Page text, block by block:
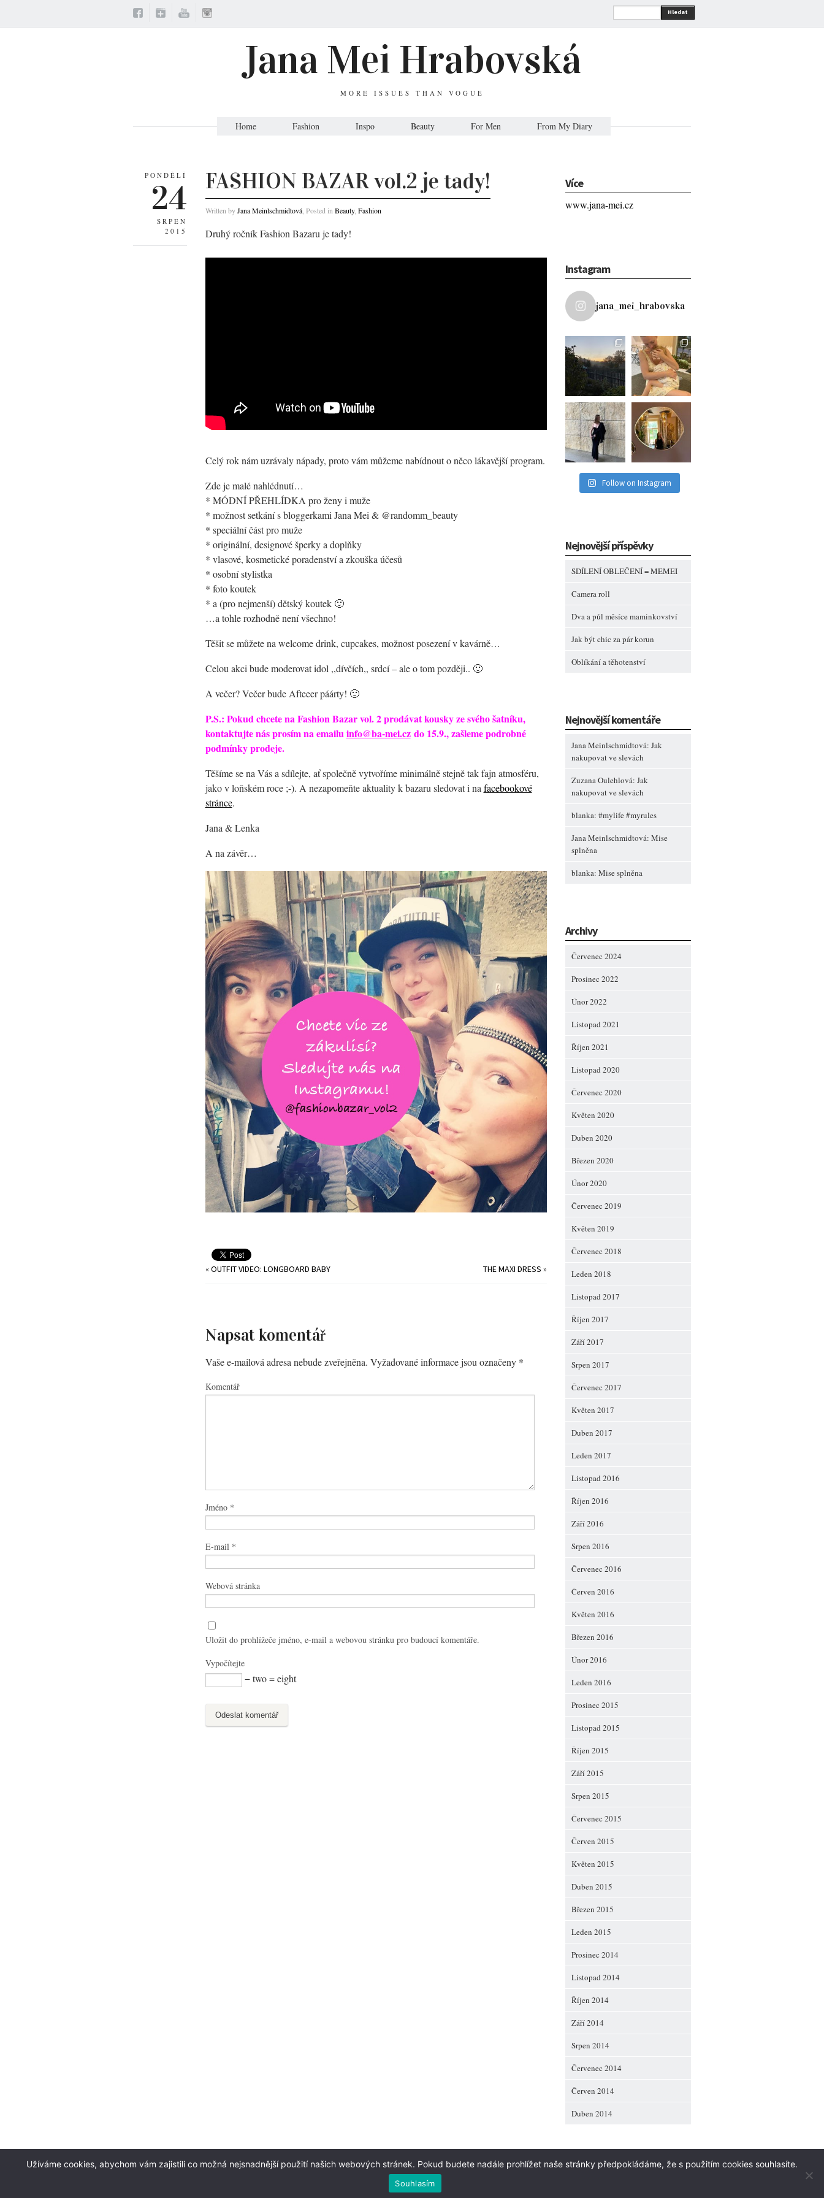
Hledat
Jana Mei Hrabovská
MORE ISSUES THAN VOGUE
Home Fashion Inspo Beauty For Men From My Diary
PONDĚLÍ
24
SRPEN
2015
FASHION BAZAR vol.2 je tady!
Written byJana Meinlschmidtová, Posted in Beauty, Fashion
Druhý ročník Fashion Bazaru je tady!
Celý rok nám uzrávaly nápady, proto vám můžeme nabídnout o něco lákavější program.
Zde je malé nahlédnutí…
* MÓDNÍ PŘEHLÍDKA pro ženy i muže
* možnost setkání s bloggerkami Jana Mei & @randomm_beauty
* speciální část pro muže
* originální, designové šperky a doplňky
* vlasové, kosmetické poradenství a zkouška účesů
* osobní stylistka
* foto koutek
* a (pro nejmenší) dětský koutek 🙂
…a tohle rozhodně není všechno!
Těšit se můžete na welcome drink, cupcakes, možnost posezení v kavárně…
Celou akci bude moderovat idol ,,dívčích,, srdcí – ale o tom později.. 🙂
A večer? Večer bude Afteeer páárty! 🙂
P.S.: Pokud chcete na Fashion Bazar vol. 2 prodávat kousky ze svého šatníku,
kontaktujte nás prosím na emailuinfo@ba-mei.czdo 15.9., zašleme podrobné
podmínky prodeje.
Těšíme se na Vás a sdílejte, ať společně vytvoříme minimálně stejně tak fajn atmosféru,
jako v loňském roce ;-). A nezapomeňte aktuality k bazaru sledovat i na facebookové
stránce.
Jana & Lenka
A na závěr…
«OUTFIT VIDEO: LONGBOARD BABY THE MAXI DRESS »
Napsat komentář
Vaše e-mailová adresa nebude zveřejněna. Vyžadované informace jsou označeny *
Komentář
Jméno *
E-mail *
Webová stránka
Uložit do prohlížeče jméno, e-mail a webovou stránku pro budoucí komentáře.
Vypočítejte
− two = eight
Více
www.jana-mei.cz
Instagram
jana_mei_hrabovska
Follow on Instagram
Nejnovější příspěvky
SDÍLENÍ OBLEČENÍ = MEMEI
Camera roll
Dva a půl měsíce maminkovství
Jak být chic za pár korun
Oblíkání a těhotenství
Nejnovější komentáře
Jana Meinlschmidtová: Jak
nakupovat ve slevách
Zuzana Oulehlová: Jak
nakupovat ve slevách
blanka: #mylife #myrules
Jana Meinlschmidtová: Mise
splněna
blanka: Mise splněna
Archivy
Červenec 2024
Prosinec 2022
Únor 2022
Listopad 2021
Říjen 2021
Listopad 2020
Červenec 2020
Květen 2020
Duben 2020
Březen 2020
Únor 2020
Červenec 2019
Květen 2019
Červenec 2018
Leden 2018
Listopad 2017
Říjen 2017
Září 2017
Srpen 2017
Červenec 2017
Květen 2017
Duben 2017
Leden 2017
Listopad 2016
Říjen 2016
Září 2016
Srpen 2016
Červenec 2016
Červen 2016
Květen 2016
Březen 2016
Únor 2016
Leden 2016
Prosinec 2015
Listopad 2015
Říjen 2015
Září 2015
Srpen 2015
Červenec 2015
Červen 2015
Květen 2015
Duben 2015
Březen 2015
Leden 2015
Prosinec 2014
Listopad 2014
Říjen 2014
Září 2014
Srpen 2014
Červenec 2014
Červen 2014
Duben 2014
Copyright 2013 Quarterand Jana-Mei
Užíváme cookies, abychom vám zajistili co možná nejsnadnější použití našich webových stránek. Pokud budete nadále prohlížet naše stránky předpokládáme, že s použitím cookies souhlasíte.
Souhlasím